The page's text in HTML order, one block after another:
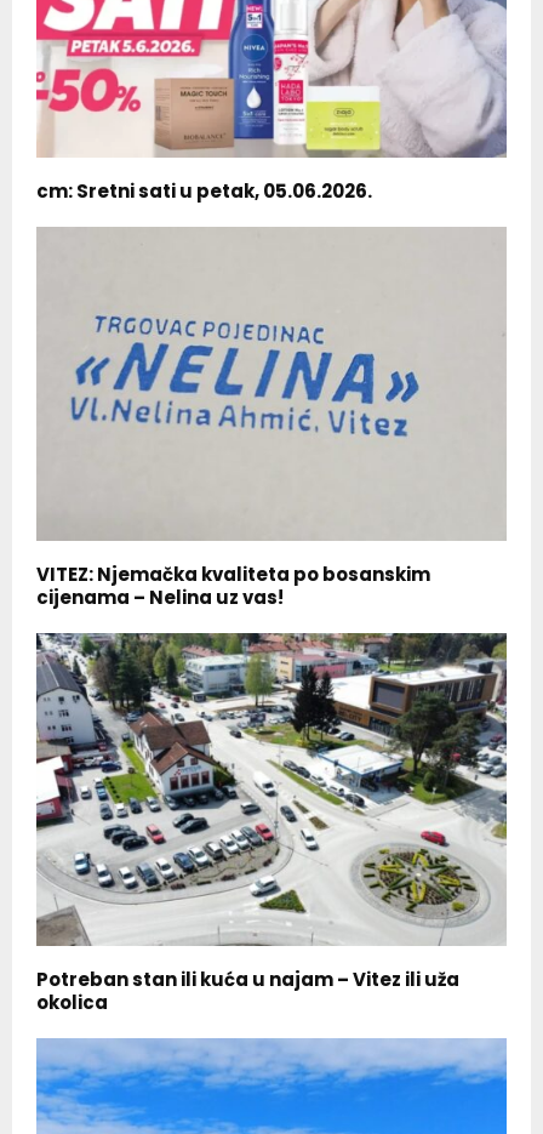
cm: Sretni sati u petak, 05.06.2026.
VITEZ: Njemačka kvaliteta po bosanskim
cijenama – Nelina uz vas!
Potreban stan ili kuća u najam – Vitez ili uža
okolica